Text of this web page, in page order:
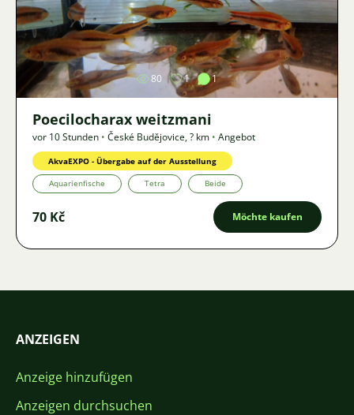
Bild
80 1 1
Poecilocharax weitzmani
vor 10 Stunden • České Budějovice,? km • Angebot
AkvaEXPO - Übergabe auf der Ausstellung
Aquarienfische Tetra Beide
70 Kč Möchte kaufen
ANZEIGEN
Anzeige hinzufügen
Anzeigen durchsuchen